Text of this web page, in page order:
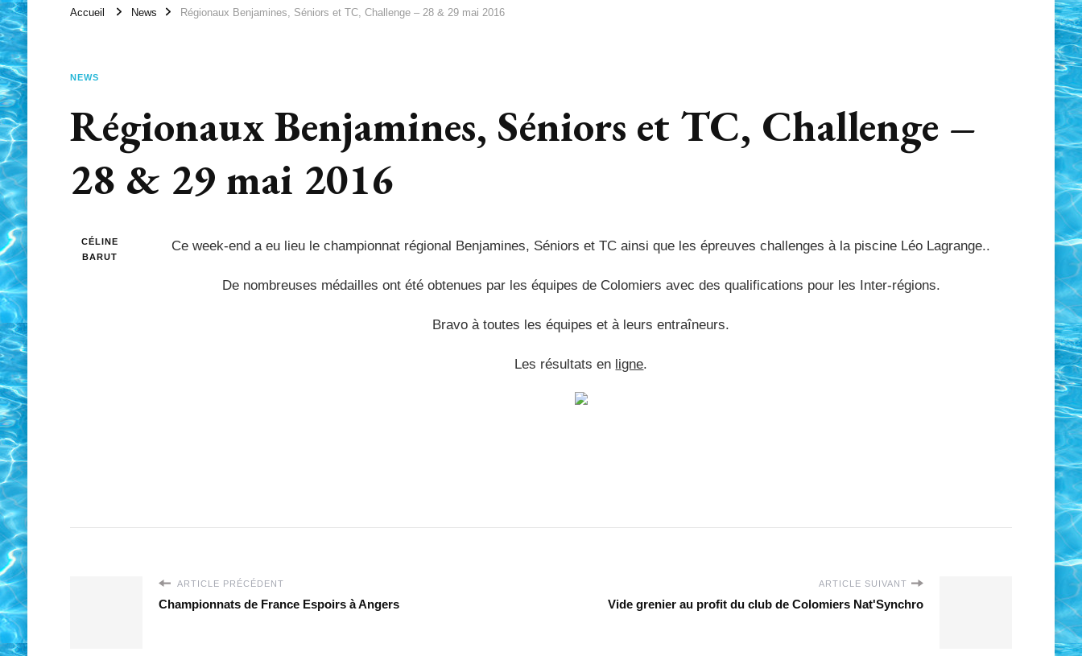
Accueil News Régionaux Benjamines, Séniors et TC, Challenge – 28 & 29 mai 2016
NEWS
Régionaux Benjamines, Séniors et TC, Challenge –
28 & 29 mai 2016
CÉLINE
BARUT
Ce week-end a eu lieu le championnat régional Benjamines, Séniors et TC ainsi que les épreuves challenges à la piscine Léo Lagrange..
De nombreuses médailles ont été obtenues par les équipes de Colomiers avec des qualifications pour les Inter-régions.
Bravo à toutes les équipes et à leurs entraîneurs.
Les résultats en ligne.
ARTICLE PRÉCÉDENT
Championnats de France Espoirs à Angers
ARTICLE SUIVANT
Vide grenier au profit du club de Colomiers Nat'Synchro